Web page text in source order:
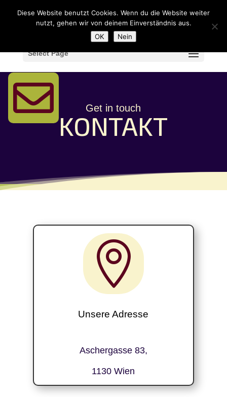
Select Page
Get in touch
KONTAKT

Unsere Adresse
Aschergasse 83,
1130 Wien

Diese Website benutzt Cookies. Wenn du die Website weiter
nutzt, gehen wir von deinem Einverständnis aus.
OK
Nein